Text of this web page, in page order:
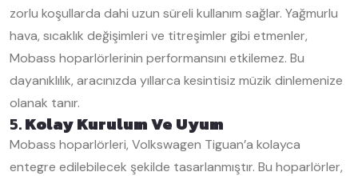
zorlu koşullarda dahi uzun süreli kullanım sağlar. Yağmurlu
hava, sıcaklık değişimleri ve titreşimler gibi etmenler,
Mobass hoparlörlerinin performansını etkilemez. Bu
dayanıklılık, aracınızda yıllarca kesintisiz müzik dinlemenize
olanak tanır.
5.Kolay Kurulum Ve Uyum
Mobass hoparlörleri, Volkswagen Tiguan’a kolayca
entegre edilebilecek şekilde tasarlanmıştır. Bu hoparlörler,